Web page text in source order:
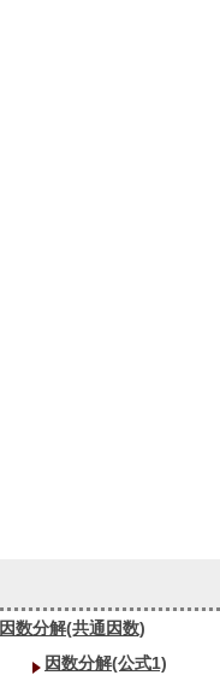
因数分解(共通因数)
因数分解(公式1)